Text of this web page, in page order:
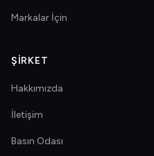
Markalar İçin
ŞIRKET
Hakkımızda
İletişim
Basın Odası